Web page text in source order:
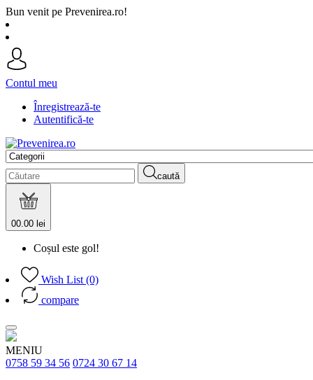
Bun venit pe Prevenirea.ro!
Contul meu
Înregistrează-te
Autentifică-te
caută
00.00 lei
Coșul este gol!
Wish List (0)
compare
MENIU
0758 59 34 56 0724 30 67 14